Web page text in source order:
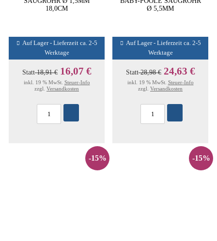
18,0CM
Auf Lager - Lieferzeit ca. 2-5
Werktage
Statt18,91 € 16,07 €
inkl. 19 % MwSt. Steuer-Info
zzgl. Versandkosten
Ø 5,5MM
Auf Lager - Lieferzeit ca. 2-5
Werktage
Statt28,98 € 24,63 €
inkl. 19 % MwSt. Steuer-Info
zzgl. Versandkosten
-15% -15%